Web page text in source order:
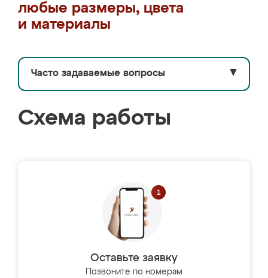
любые размеры, цвета
и материалы
Часто задаваемые вопросы ▼
Схема работы
Оставьте заявку
Позвоните по номерам